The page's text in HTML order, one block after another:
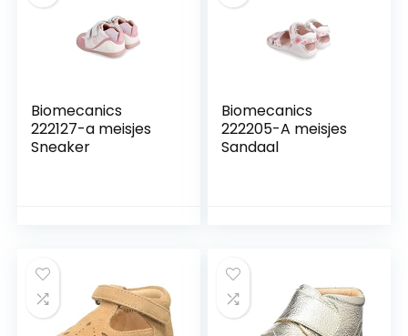
Biomecanics
222127-a meisjes
Sneaker
Biomecanics
222205-A meisjes
Sandaal